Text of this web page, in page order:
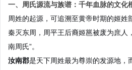
一、周氏源流与族谱：千年血脉的文化
周姓的起源，可追溯至黄帝时期的姬
秦灭东周，周平王后裔姬邕被废为庶人
南周氏”。
汝南郡是天下周姓最为尊崇的发源地，